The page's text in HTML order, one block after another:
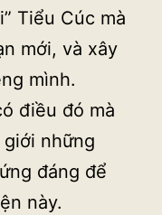
Tiểu Cúc mà
mới, và xây
mình.
điều đó mà
những
đáng để
này.